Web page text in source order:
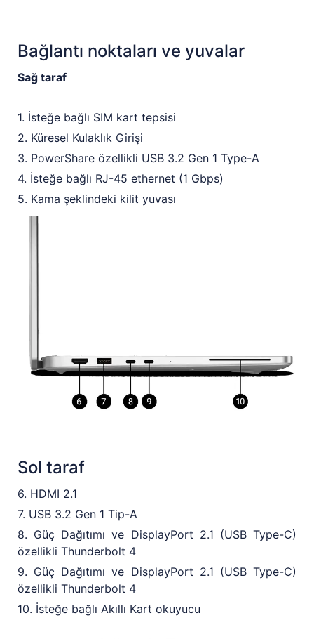
Bağlantı noktaları ve yuvalar
Sağ taraf
1. İsteğe bağlı SIM kart tepsisi
2. Küresel Kulaklık Girişi
3. PowerShare özellikli USB 3.2 Gen 1 Type-A
4. İsteğe bağlı RJ-45 ethernet (1 Gbps)
5. Kama şeklindeki kilit yuvası
Sol taraf
6. HDMI 2.1
7. USB 3.2 Gen 1 Tip-A
8. Güç Dağıtımı ve DisplayPort 2.1 (USB Type-C)
özellikli Thunderbolt 4
9. Güç Dağıtımı ve DisplayPort 2.1 (USB Type-C)
özellikli Thunderbolt 4
10. İsteğe bağlı Akıllı Kart okuyucu